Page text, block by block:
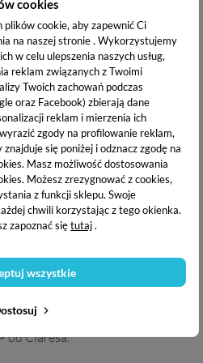
cookies
cookie, aby zapewnić Ci
na naszej stronie . Wykorzystujemy
w celu ulepszenia naszych usług,
reklam związanych z Twoimi
Twoich zachowań podczas
oraz Facebook) zbierają dane
reklam i mierzenia ich
zgody na profilowanie reklam,
się poniżej i odznacz zgodę na
Masz możliwość dostosowania
Możesz zrezygnować z cookies,
z funkcji sklepu. Swoje
chwili korzystając z tego okienka.
zapoznać siętutaj.
wszystkie
UV/LEDłączy wyjątkową
.Lekka konsystencja oraz
pozwala na wykonanie
stopień utwardzenia
LED.
hybrydową od Claresa, nałóż
lakieru hybrydowego i utwardź
osiągnięcia satysfakcjonującego
Stylizację zabezpiecz
od Claresa.